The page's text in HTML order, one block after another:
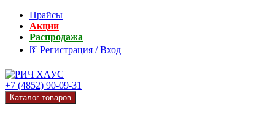
Прайсы
Акции
Распродажа
⚿ Регистрация / Вход
+7 (4852) 90-09-31
Каталог товаров